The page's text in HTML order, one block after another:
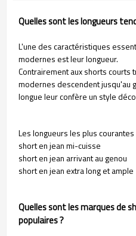
Quelles sont les longueurs
L'une des caractéristiques
modernes est leur longueur.
Contrairement aux shorts
modernes descendent jusqu'au
longue leur confère un style
Les longueurs les plus courantes
short en jean mi-cuisse
short en jean arrivant au genou
short en jean extra long et ample
Quelles sont les marques de
populaires ?